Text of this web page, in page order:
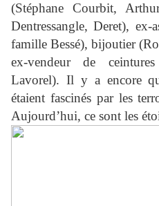
(Stéphane Courbit,
Dentressangle, Deret), ex-
famille Bessé), bijoutier
ex-vendeur de
Lavorel). Il y a encore
étaient fascinés par les
Aujourd’hui, ce sont les